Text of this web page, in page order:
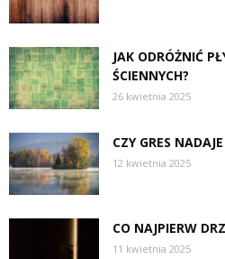
JAK ODRÓŻNIĆ
ŚCIENNYCH?
26 kwietnia 2025
CZY GRES
12 kwietnia 2025
CO NAJPIERW
11 kwietnia 2025